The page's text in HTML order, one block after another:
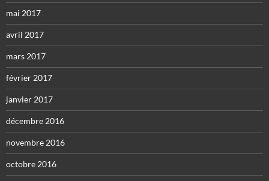
mai 2017
avril 2017
mars 2017
février 2017
janvier 2017
décembre 2016
novembre 2016
octobre 2016